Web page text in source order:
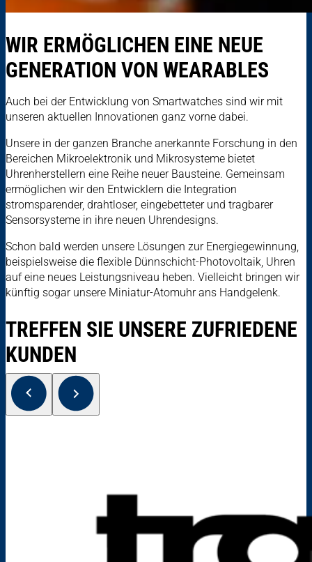
WIR ERMÖGLICHEN EINE NEUE
GENERATION VON WEARABLES
Auch bei der Entwicklung von Smartwatches sind wir mit
unseren aktuellen Innovationen ganz vorne dabei.
Unsere in der ganzen Branche anerkannte Forschung in den
Bereichen Mikroelektronik und Mikrosysteme bietet
Uhrenherstellern eine Reihe neuer Bausteine. Gemeinsam
ermöglichen wir den Entwicklern die Integration
stromsparender, drahtloser, eingebetteter und tragbarer
Sensorsysteme in ihre neuen Uhrendesigns.
Schon bald werden unsere Lösungen zur Energiegewinnung,
beispielsweise die flexible Dünnschicht-Photovoltaik, Uhren
auf eine neues Leistungsniveau heben. Vielleicht bringen wir
künftig sogar unsere Miniatur-Atomuhr ans Handgelenk.
TREFFEN SIE UNSERE ZUFRIEDENE
KUNDEN